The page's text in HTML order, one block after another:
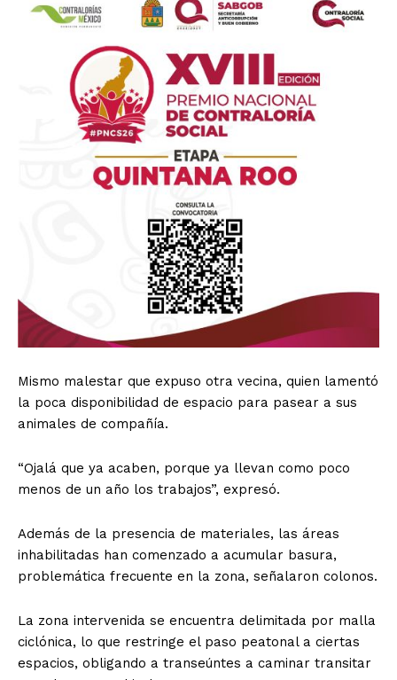
Mismo malestar que expuso otra vecina, quien lamentó
la poca disponibilidad de espacio para pasear a sus
animales de compañía.
“Ojalá que ya acaben, porque ya llevan como poco
menos de un año los trabajos”, expresó.
Además de la presencia de materiales, las áreas
inhabilitadas han comenzado a acumular basura,
problemática frecuente en la zona, señalaron colonos.
La zona intervenida se encuentra delimitada por malla
ciclónica, lo que restringe el paso peatonal a ciertas
espacios, obligando a transeúntes a caminar transitar